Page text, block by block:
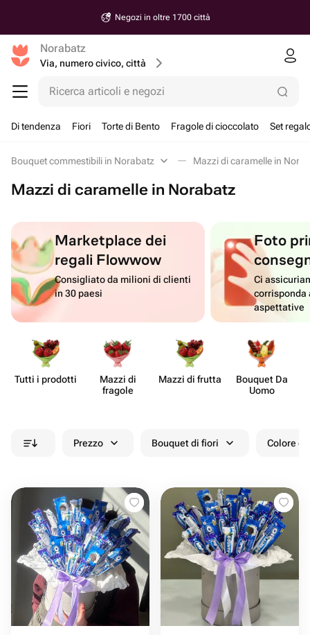
Negozi in oltre 1700 città
Norabatz
Via, numero civico, città
Ricerca articoli e negozi
Di tendenza Fiori Torte di Bento Fragole di cioccolato Set
Bouquet commestibili in Norabatz Mazzi di caramelle in
Mazzi di caramelle in Norabatz
Marketplace dei
regali Flowwow
Consigliato da milioni di clienti
in 30 paesi
Foto
Ci
corrisponda
aspettative
Tutti i prodotti
Mazzi di
fragole
Mazzi di frutta
Bouquet Da
Uomo
Prezzo Bouquet di fiori Colore